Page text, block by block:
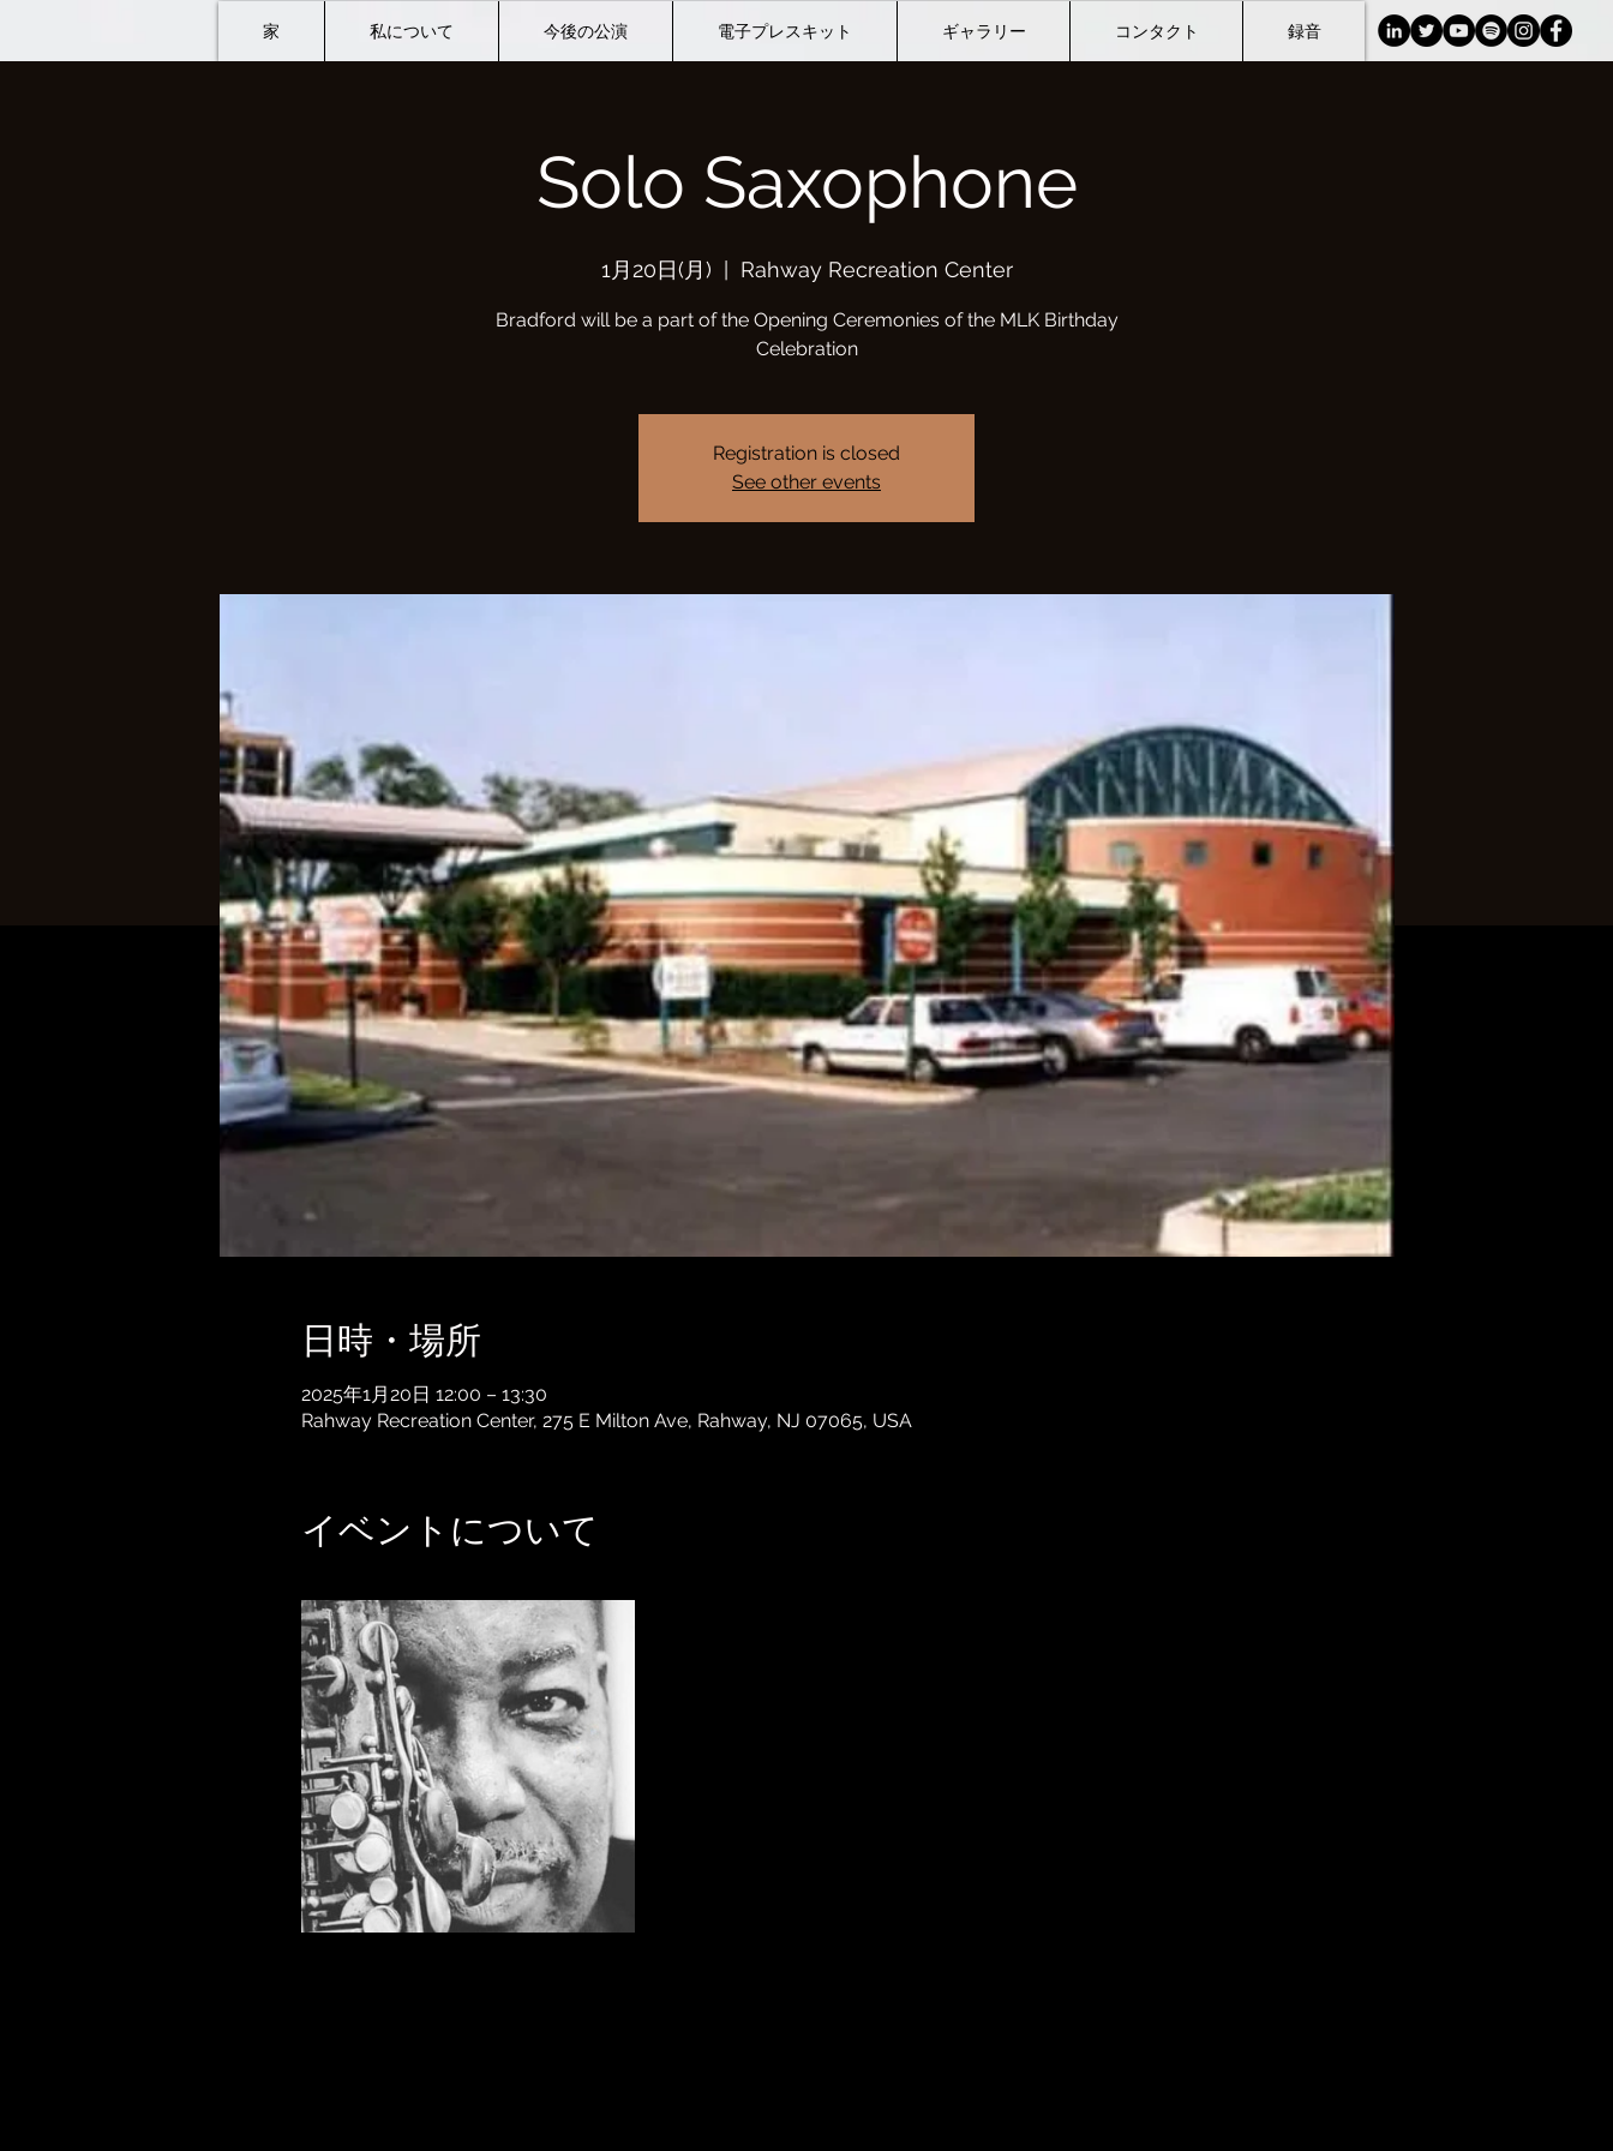
家 私について 今後の公演 電子プレスキット ギャラリー コンタクト 録音
Solo Saxophone
1月20日(月) Rahway Recreation Center
Bradford will be a part of the Opening Ceremonies of the MLK Birthday
Celebration
Registration is closed
See other events
日時・場所
2025年1月20日 12:00 – 13:30
Rahway Recreation Center, 275 E Milton Ave, Rahway, NJ 07065, USA
イベントについて